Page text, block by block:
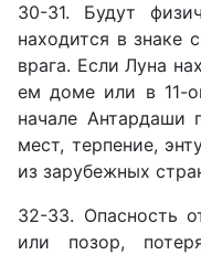
30-31. Будут
находится в знаке
врага. Если Луна
ем доме или в 11-
начале Антардаши
мест, терпение,
из зарубежных
32-33. Опасность
или позор,